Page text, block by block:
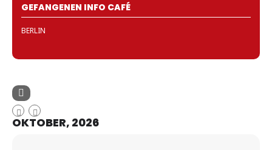
GEFANGENEN INFO CAFÉ
BERLIN
OKTOBER, 2026